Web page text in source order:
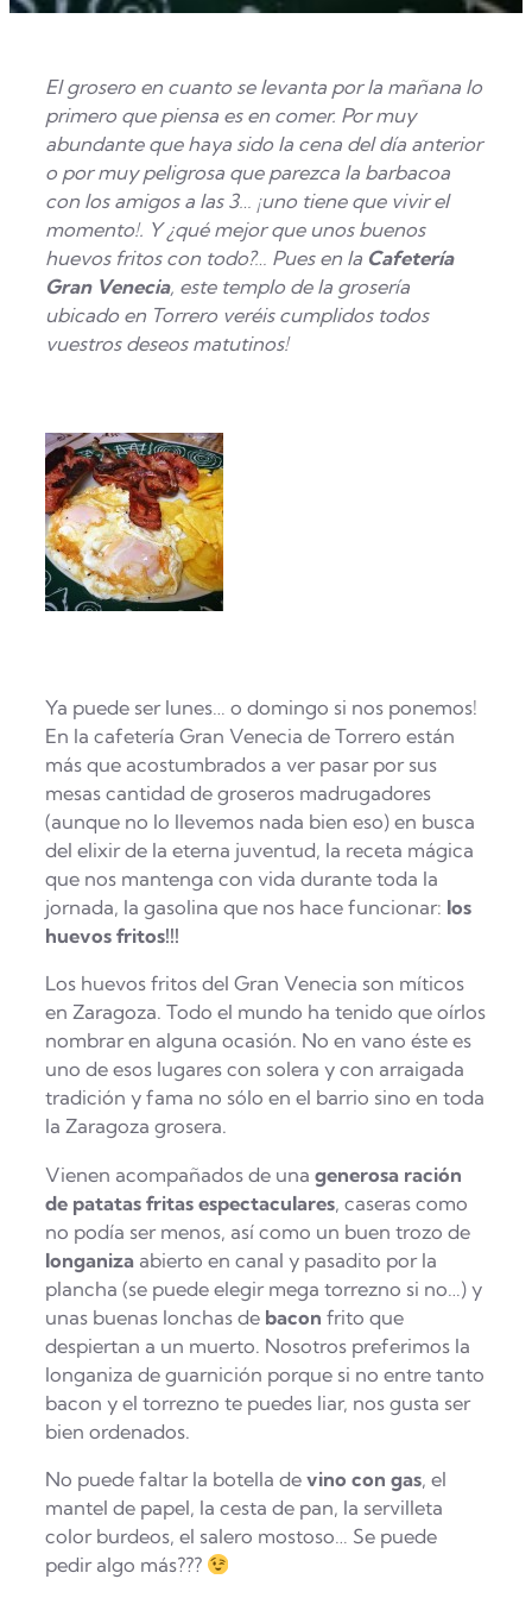
El grosero en cuanto se levanta por la mañana lo
primero que piensa es en comer. Por muy
abundante que haya sido la cena del día anterior
o por muy peligrosa que parezca la barbacoa
con los amigos a las 3… ¡uno tiene que vivir el
momento!. Y ¿qué mejor que unos buenos
huevos fritos con todo?… Pues en la Cafetería
Gran Venecia, este templo de la grosería
ubicado en Torrero veréis cumplidos todos
vuestros deseos matutinos!
Ya puede ser lunes… o domingo si nos ponemos!
En la cafetería Gran Venecia de Torrero están
más que acostumbrados a ver pasar por sus
mesas cantidad de groseros madrugadores
(aunque no lo llevemos nada bien eso) en busca
del elixir de la eterna juventud, la receta mágica
que nos mantenga con vida durante toda la
jornada, la gasolina que nos hace funcionar: los
huevos fritos!!!
Los huevos fritos del Gran Venecia son míticos
en Zaragoza. Todo el mundo ha tenido que oírlos
nombrar en alguna ocasión. No en vano éste es
uno de esos lugares con solera y con arraigada
tradición y fama no sólo en el barrio sino en toda
la Zaragoza grosera.
Vienen acompañados de una generosa ración
de patatas fritas espectaculares, caseras como
no podía ser menos, así como un buen trozo de
longaniza abierto en canal y pasadito por la
plancha (se puede elegir mega torrezno si no…) y
unas buenas lonchas de bacon frito que
despiertan a un muerto. Nosotros preferimos la
longaniza de guarnición porque si no entre tanto
bacon y el torrezno te puedes liar, nos gusta ser
bien ordenados.
No puede faltar la botella de vino con gas, el
mantel de papel, la cesta de pan, la servilleta
color burdeos, el salero mostoso… Se puede
pedir algo más???